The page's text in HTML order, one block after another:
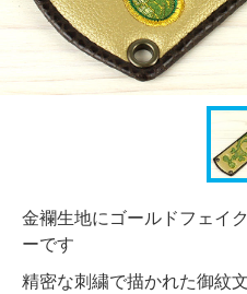
金襴生地にゴールドフェイ
ーです
精密な刺繍で描かれた御紋